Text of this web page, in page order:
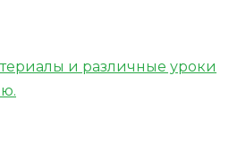
и различные уроки